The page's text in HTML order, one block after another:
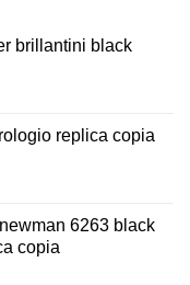
brillantini black
replica copia
6263 black
copia